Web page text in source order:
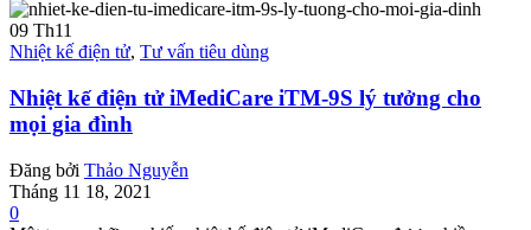
09 Th11
Nhiệt kế điện tử, Tư vấn tiêu dùng
Nhiệt kế điện tử iMediCare iTM-9S lý tưởng cho
mọi gia đình
Đăng bởi Thảo Nguyễn
Tháng 11 18, 2021
0